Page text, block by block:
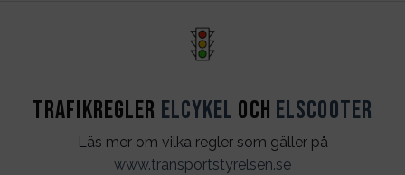
Trafikregler Elcykel och Elscooter
Läs mer om vilka regler som gäller på
www.transportstyrelsen.se